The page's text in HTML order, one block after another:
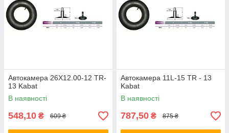
Автокамера 26X12.00-12 TR-
13 Kabat
В наявності
548,10 ₴ 609 ₴
Автокамера 11L-15 TR - 13
Kabat
В наявності
787,50 ₴ 875 ₴